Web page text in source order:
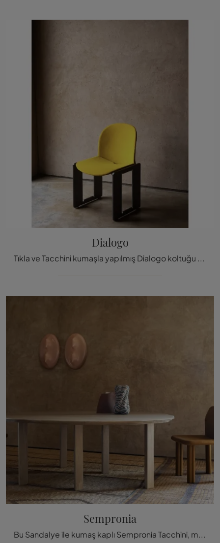
Dialogo
Tıkla ve Tacchini kumaşla yapılmış Dialogo koltuğu hakkında daha fazla bilgi edin: en orijinal sabit tas
Sempronia
Bu Sandalye ile kumaş kaplı Sempronia Tacchini, modern sabit oturma gruplarımızdan biri olarak alanınızı zenginleştire